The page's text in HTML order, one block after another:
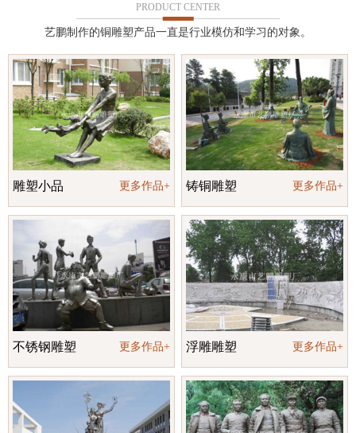
PRODUCT CENTER
艺鹏制作的铜雕塑产品一直是行业模仿和学习的对象。
雕塑小品 更多作品+ 铸铜雕塑 更多作品+
不锈钢雕塑 更多作品+ 浮雕雕塑 更多作品+